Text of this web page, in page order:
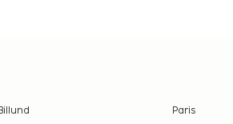
Billund
Paris